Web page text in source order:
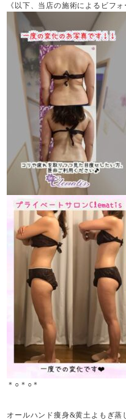
《以下、当店の施術によるビフォ
＊○＊○＊
オールハンド痩身&黄土よもぎ蒸